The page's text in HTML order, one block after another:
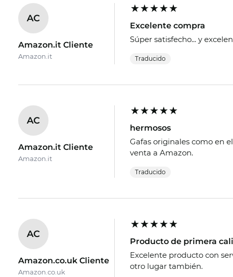
AC
Amazon.it Cliente
Amazon.it
Excelente compra
Súper satisfecho... y
Traducido
AC
Amazon.it Cliente
Amazon.it
hermosos
Gafas originales como en
venta a Amazon.
Traducido
AC
Amazon.co.uk Cliente
Amazon.co.uk
Producto de primera
Excelente producto con
otro lugar también.